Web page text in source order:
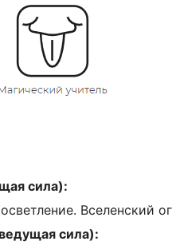
сила):
Вселенский
сила):